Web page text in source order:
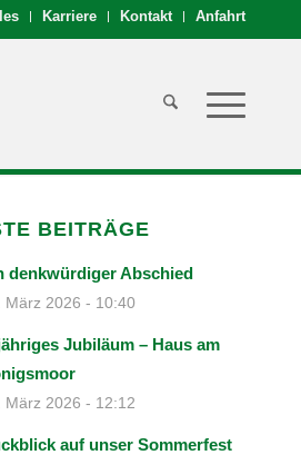
Karriere Kontakt Anfahrt
BEITRÄGE
denkwürdiger Abschied
März 2026 - 10:40
Jubiläum – Haus am
März 2026 - 12:12
auf unser Sommerfest